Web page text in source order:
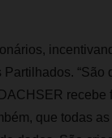
“São
recebe
que todas